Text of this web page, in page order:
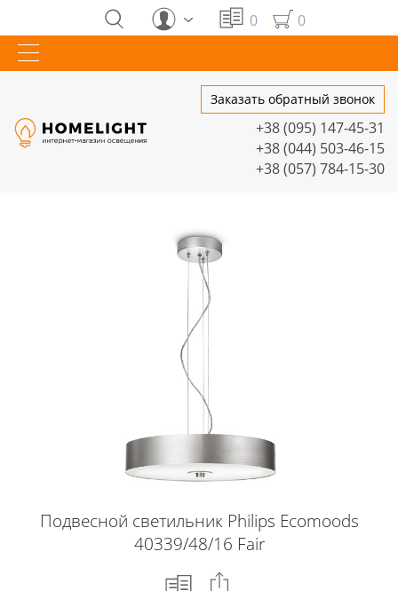
0 0
Заказать обратный звонок
+38 (095) 147-45-31
+38 (044) 503-46-15
+38 (057) 784-15-30
Подвесной светильник Philips Ecomoods
40339/48/16 Fair